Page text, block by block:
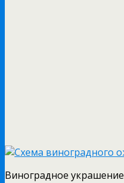
Виноградное украшение